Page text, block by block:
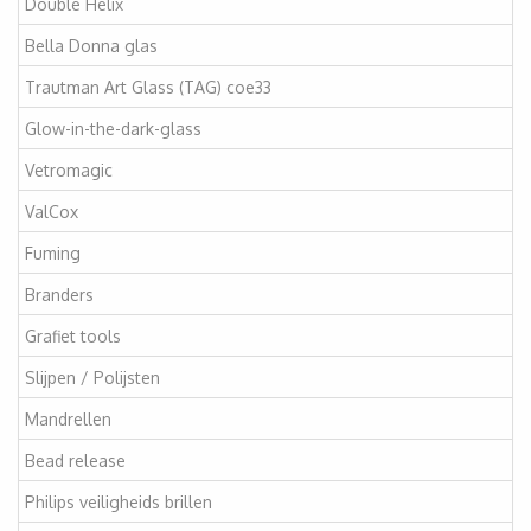
Bella Donna glas
Trautman Art Glass (TAG) coe33
Glow-in-the-dark-glass
Vetromagic
ValCox
Fuming
Branders
Grafiet tools
Slijpen / Polijsten
Mandrellen
Bead release
Philips veiligheids brillen